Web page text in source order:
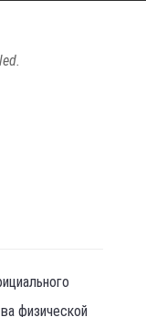
физической